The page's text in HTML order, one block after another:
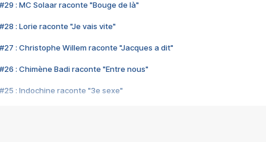
#29 : MC Solaar raconte "Bouge de là"
#28 : Lorie raconte "Je vais vite"
#27 : Christophe Willem raconte "Jacques a dit"
#26 : Chimène Badi raconte "Entre nous"
#25 : Indochine raconte "3e sexe"